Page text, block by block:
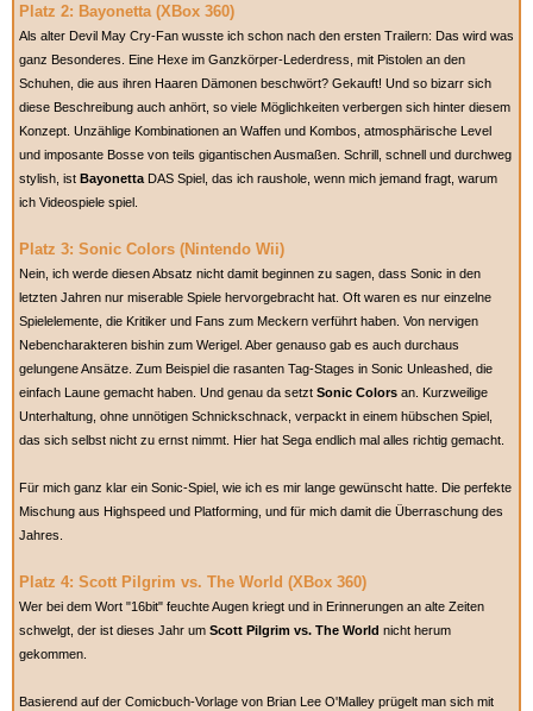
Platz 2: Bayonetta (XBox 360)
Als alter Devil May Cry-Fan wusste ich schon nach den ersten Trailern: Das wird was
ganz Besonderes. Eine Hexe im Ganzkörper-Lederdress, mit Pistolen an den
Schuhen, die aus ihren Haaren Dämonen beschwört? Gekauft! Und so bizarr sich
diese Beschreibung auch anhört, so viele Möglichkeiten verbergen sich hinter diesem
Konzept. Unzählige Kombinationen an Waffen und Kombos, atmosphärische Level
und imposante Bosse von teils gigantischen Ausmaßen. Schrill, schnell und durchweg
stylish, ist Bayonetta DAS Spiel, das ich raushole, wenn mich jemand fragt, warum
ich Videospiele spiel.
Platz 3: Sonic Colors (Nintendo Wii)
Nein, ich werde diesen Absatz nicht damit beginnen zu sagen, dass Sonic in den
letzten Jahren nur miserable Spiele hervorgebracht hat. Oft waren es nur einzelne
Spielelemente, die Kritiker und Fans zum Meckern verführt haben. Von nervigen
Nebencharakteren bishin zum Werigel. Aber genauso gab es auch durchaus
gelungene Ansätze. Zum Beispiel die rasanten Tag-Stages in Sonic Unleashed, die
einfach Laune gemacht haben. Und genau da setzt Sonic Colors an. Kurzweilige
Unterhaltung, ohne unnötigen Schnickschnack, verpackt in einem hübschen Spiel,
das sich selbst nicht zu ernst nimmt. Hier hat Sega endlich mal alles richtig gemacht.
Für mich ganz klar ein Sonic-Spiel, wie ich es mir lange gewünscht hatte. Die perfekte
Mischung aus Highspeed und Platforming, und für mich damit die Überraschung des
Jahres.
Platz 4: Scott Pilgrim vs. The World (XBox 360)
Wer bei dem Wort "16bit" feuchte Augen kriegt und in Erinnerungen an alte Zeiten
schwelgt, der ist dieses Jahr um Scott Pilgrim vs. The World nicht herum
gekommen.
Basierend auf der Comicbuch-Vorlage von Brian Lee O'Malley prügelt man sich mit